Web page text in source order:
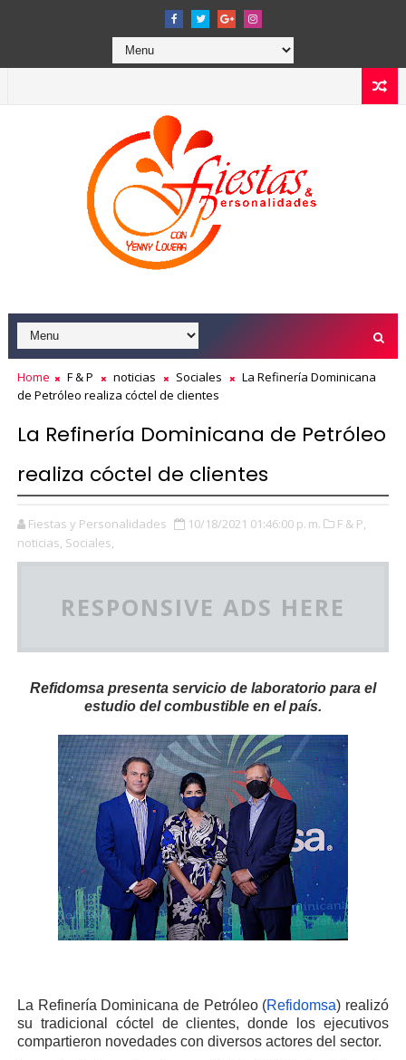
Home F & P noticias Sociales
La Refinería Dominicana
de Petróleo realiza cóctel de clientes
La Refinería Dominicana de Petróleo
realiza cóctel de clientes
Fiestas y Personalidades 10/18/2021 01:46:00 p. m.
F & P,
noticias, Sociales,
RESPONSIVE ADS HERE
Refidomsa presenta servicio de laboratorio para el
estudio del combustible en el país.
La Refinería Dominicana de Petróleo (Refidomsa) realizó
su tradicional cóctel de clientes, donde los ejecutivos
compartieron novedades con diversos actores del sector.